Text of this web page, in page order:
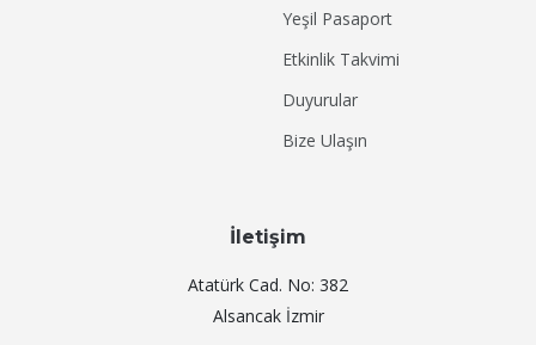
Yeşil Pasaport
Etkinlik Takvimi
Duyurular
Bize Ulaşın
İletişim
Atatürk Cad. No: 382
Alsancak İzmir